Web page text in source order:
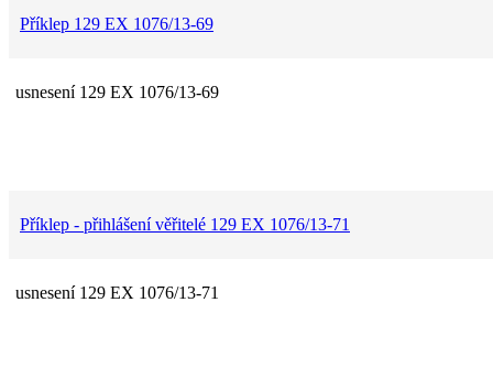
Příklep 129 EX 1076/13-69
usnesení 129 EX 1076/13-69
Příklep - přihlášení věřitelé 129 EX 1076/13-71
usnesení 129 EX 1076/13-71